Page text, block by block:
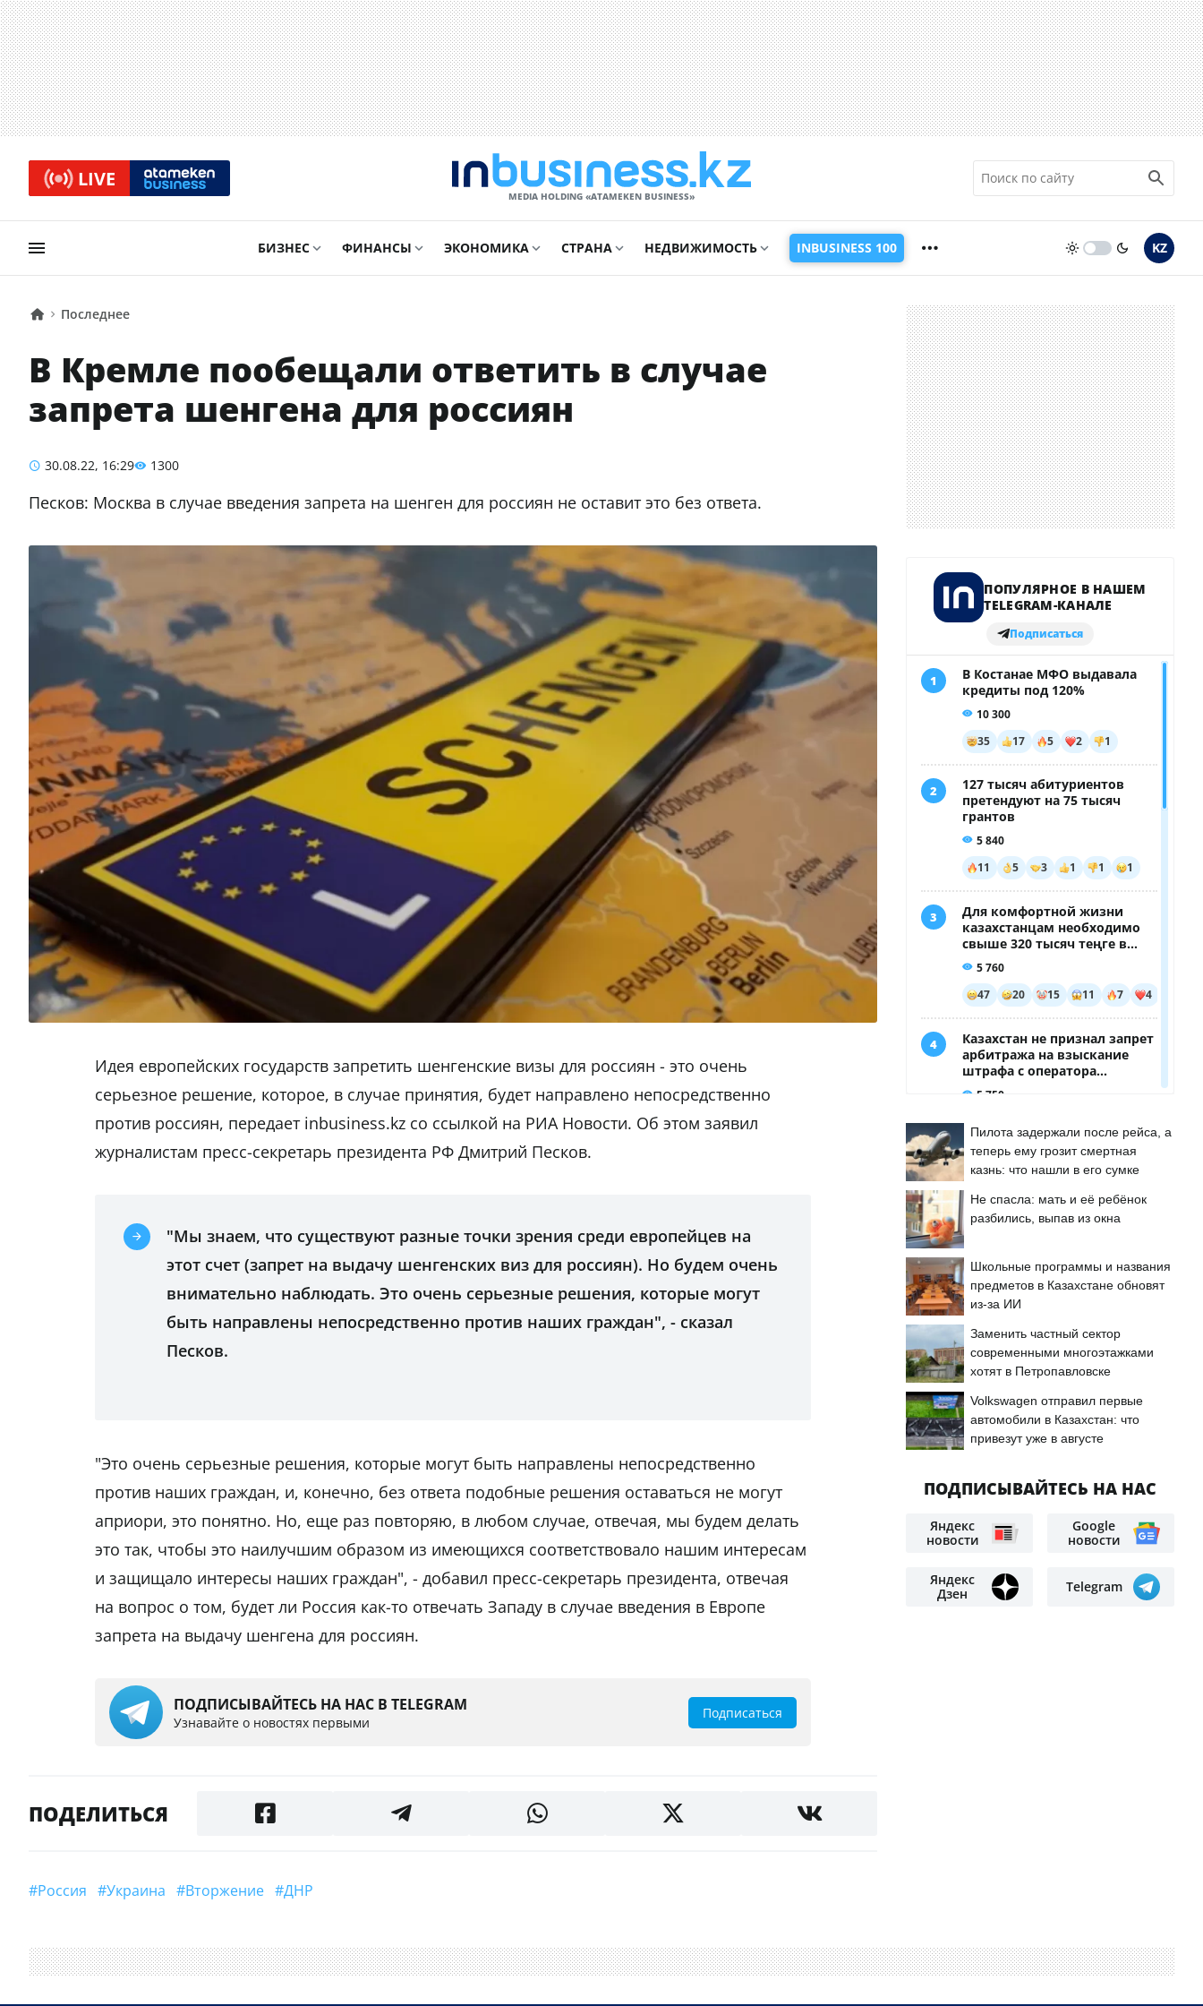
LIVE
MEDIA HOLDING «ATAMEKЕN BUSINESS»
БИЗНЕС ФИНАНСЫ ЭКОНОМИКА СТРАНА НЕДВИЖИМОСТЬ INBUSINESS 100 KZ
Последнее
В Кремле пообещали ответить в случае
запрета шенгена для россиян
30.08.22, 16:29 1300
Песков: Москва в случае введения запрета на шенген для россиян не оставит это без ответа.
Идея европейских государств запретить шенгенские визы для россиян - это очень
серьезное решение, которое, в случае принятия, будет направлено непосредственно
против россиян, передает inbusiness.kz со ссылкой на РИА Новости. Об этом заявил
журналистам пресс-секретарь президента РФ Дмитрий Песков.
"Мы знаем, что существуют разные точки зрения среди европейцев на
этот счет (запрет на выдачу шенгенских виз для россиян). Но будем очень
внимательно наблюдать. Это очень серьезные решения, которые могут
быть направлены непосредственно против наших граждан", - сказал
Песков.
"Это очень серьезные решения, которые могут быть направлены непосредственно
против наших граждан, и, конечно, без ответа подобные решения оставаться не могут
априори, это понятно. Но, еще раз повторяю, в любом случае, отвечая, мы будем делать
это так, чтобы это наилучшим образом из имеющихся соответствовало нашим интересам
и защищало интересы наших граждан", - добавил пресс-секретарь президента, отвечая
на вопрос о том, будет ли Россия как-то отвечать Западу в случае введения в Европе
запрета на выдачу шенгена для россиян.
ПОДПИСЫВАЙТЕСЬ НА НАС В TELEGRAM
Узнавайте о новостях первыми
Подписаться
ПОДЕЛИТЬСЯ
#Россия #Украина #вторжение #ДНР
Пилота задержали после рейса, а
теперь ему грозит смертная
казнь: что нашли в его сумке
Не спасла: мать и её ребёнок
разбились, выпав из окна
Школьные программы и названия
предметов в Казахстане обновят
из-за ИИ
Заменить частный сектор
современными многоэтажками
хотят в Петропавловске
Volkswagen отправил первые
автомобили в Казахстан: что
привезут уже в августе
ПОДПИСЫВАЙТЕСЬ НА НАС
Яндекс
новости
Google
новости
Яндекс
Дзен
Telegram